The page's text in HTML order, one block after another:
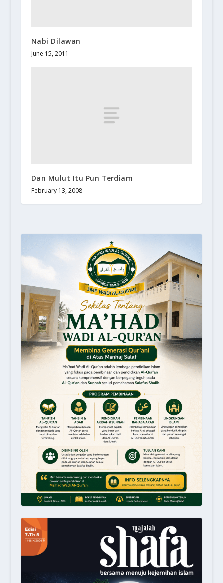
Nabi Dilawan
June 15, 2011
Dan Mulut Itu Pun Terdiam
February 13, 2008